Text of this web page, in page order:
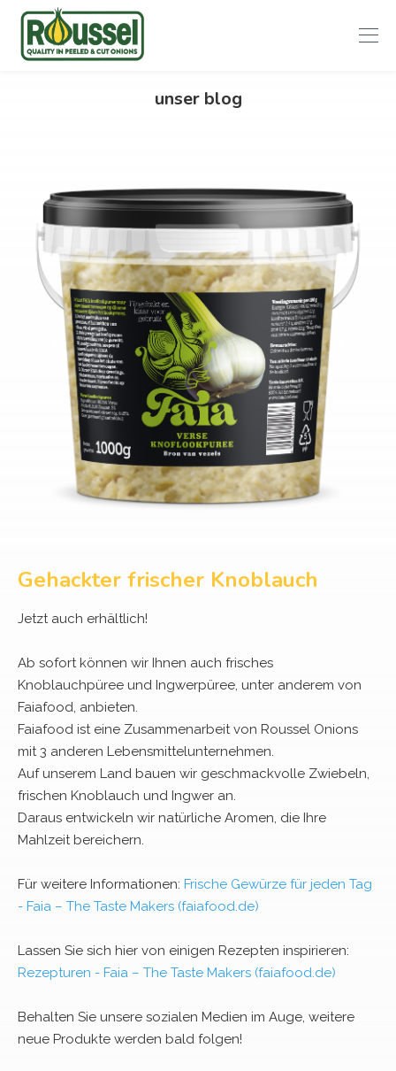
unser blog
Zurück Weiter
Gehackter frischer Knoblauch
Jetzt auch erhältlich!
Ab sofort können wir Ihnen auch frisches
Knoblauchpüree und Ingwerpüree, unter anderem von
Faiafood, anbieten.
Faiafood ist eine Zusammenarbeit von Roussel Onions
mit 3 anderen Lebensmittelunternehmen.
Auf unserem Land bauen wir geschmackvolle Zwiebeln,
frischen Knoblauch und Ingwer an.
Daraus entwickeln wir natürliche Aromen, die Ihre
Mahlzeit bereichern.
Für weitere Informationen: Frische Gewürze für jeden Tag
- Faia – The Taste Makers (faiafood.de)
Lassen Sie sich hier von einigen Rezepten inspirieren:
Rezepturen - Faia – The Taste Makers (faiafood.de)
Behalten Sie unsere sozialen Medien im Auge, weitere
neue Produkte werden bald folgen!